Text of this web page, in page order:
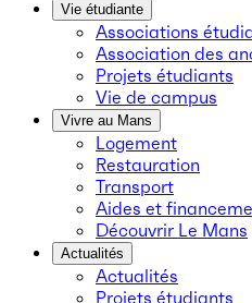
Vie étudiante
Associations
Association des
Projets étudiants
Vie de campus
Vivre au Mans
Logement
Restauration
Transport
Aides et
Découvrir Le Mans
Actualités
Actualités
Projets étudiants